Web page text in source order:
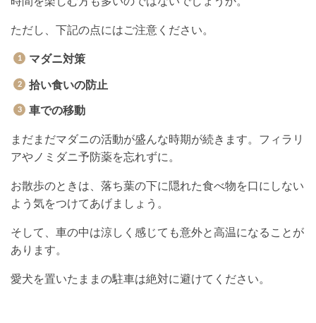
ただし、下記の点にはご注意ください。
マダニ対策
拾い食いの防止
車での移動
まだまだマダニの活動が盛んな時期が続きます。フィラリ
アやノミダニ予防薬を忘れずに。
お散歩のときは、落ち葉の下に隠れた食べ物を口にしない
よう気をつけてあげましょう。
そして、車の中は涼しく感じても意外と高温になることが
あります。
愛犬を置いたままの駐車は絶対に避けてください。